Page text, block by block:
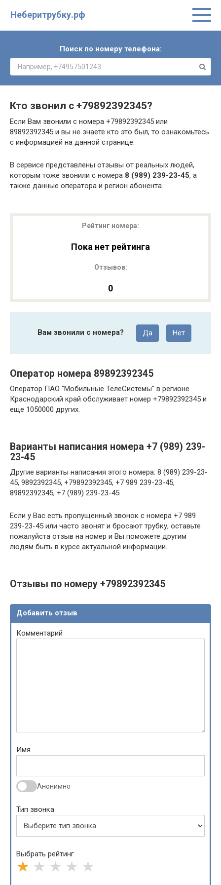
Неберитрубку.рф
Поиск по номеру телефона:
Кто звонил с +79892392345?
Если Вам звонили с номера +79892392345 или
89892392345 и вы не знаете кто это был, то ознакомьтесь
с информацией на данной странице.
В сервисе представлены отзывы от реальных людей,
которым тоже звонили с номера 8 (989) 239-23-45, а
также данные оператора и регион абонента.
Рейтинг номера:
Пока нет рейтинга
Отзывов:
0
Вам звонили с номера? Да Нет
Оператор номера 89892392345
Оператор ПАО "Мобильные ТелеСистемы" в регионе
Краснодарский край обслуживает номер +79892392345 и
еще 1050000 других.
Варианты написания номера +7 (989) 239-
23-45
Другие варианты написания этого номера: 8 (989) 239-23-
45, 9892392345, +79892392345, +7 989 239-23-45,
89892392345, +7 (989) 239-23-45.
Если у Вас есть пропущенный звонок с номера +7 989
239-23-45 или часто звонят и бросают трубку, оставьте
пожалуйста отзыв на номер и Вы поможете другим
людям быть в курсе актуальной информации.
Отзывы по номеру +79892392345
Добавить отзыв
Комментарий
Имя
Анонимно
Тип звонка
Выбрать рейтинг
★ ★ ★ ★ ★